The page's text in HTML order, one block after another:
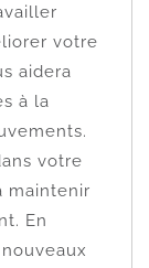
votre
aidera
à la
votre
maintenir
En